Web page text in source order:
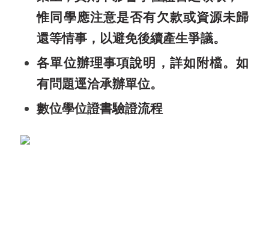
惟同學應注意是否有欠款或資源未歸
還等情事，以避免後續產生爭議。
各單位辦理事項說明，詳如 附檔。如
有問題逕洽承辦單位。
數位學位證書驗證流程